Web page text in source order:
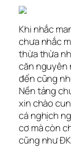
Khi nhắc
chưa nhắc
thừa thừa
căn nguyên
đến cũng
Nền tảng
xin chào
cá nghịch
cơ mà còn
cũng như